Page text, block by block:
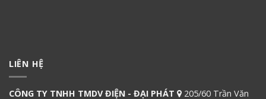
LIÊN HỆ
CÔNG TY TNHH TMDV ĐIỆN - ĐẠI PHÁT 205/60 Trần Văn